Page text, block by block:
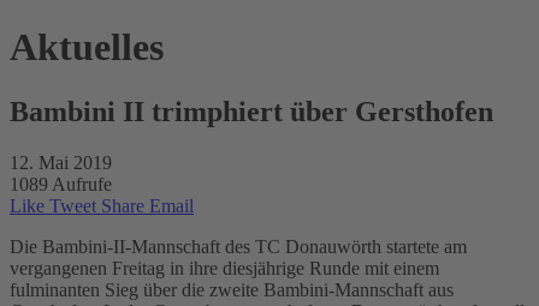
Aktuelles
Bambini II trimphiert über Gersthofen
12. Mai 2019
1089 Aufrufe
Like Tweet Share Email
Die Bambini-II-Mannschaft des TC Donauwörth startete am
vergangenen Freitag in ihre diesjährige Runde mit einem
fulminanten Sieg über die zweite Bambini-Mannschaft aus